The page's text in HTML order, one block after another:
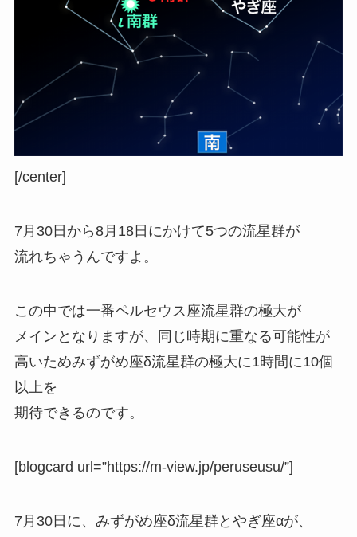
[/center]
7月30日から8月18日にかけて5つの流星群が
流れちゃうんですよ。
この中では一番ペルセウス座流星群の極大が
メインとなりますが、
同じ時期に重なる可能性が
高いためみずがめ座δ流星群の極大に1時間に10個
以上を
期待できるのです。
[blogcard url=”https://m-view.jp/peruseusu/”]
7月30日に、みずがめ座δ流星群とやぎ座αが、